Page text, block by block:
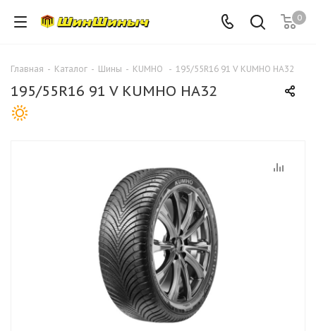
0
Главная - Каталог - Шины - KUMHO - 195/55R16 91 V KUMHO HA32
195/55R16 91 V KUMHO HA32